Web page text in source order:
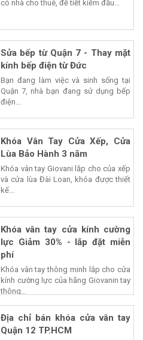
có nhà cho thuê, để tiết kiểm đầu...
Sửa bếp từ Quận 7 - Thay mặt
kính bếp điện từ Đức
Bạn đang làm việc và sinh sống tại
Quận 7, nhà bạn đang sử dụng bếp
điện...
Khóa Vân Tay Cửa Xếp, Cửa
Lùa Bảo Hành 3 năm
Khóa vân tay Giovani lắp cho của xếp
và cửa lùa Đài Loan, khóa được thiết
kế...
Khóa vân tay cửa kính cường
lực Giảm 30% - lắp đặt miễn
phí
Khóa vân tay thông minh lắp cho cửa
kính cường lực của hãng Giovanin tay
thông...
Địa chỉ bán khóa cửa vân tay
Quận 12 TP.HCM